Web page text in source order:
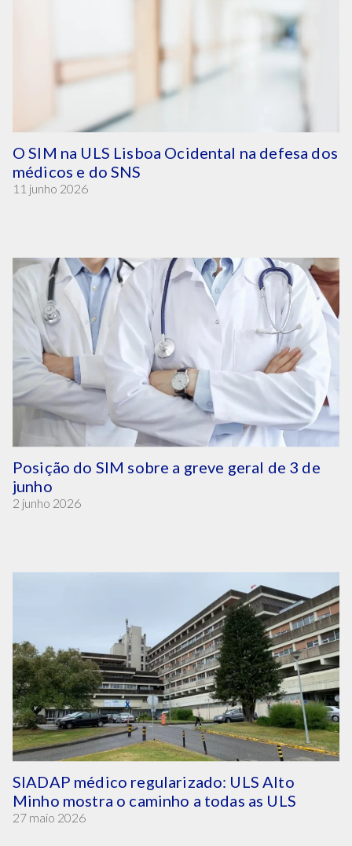
O SIM na ULS Lisboa Ocidental na defesa dos
médicos e do SNS
11 junho 2026
Posição do SIM sobre a greve geral de 3 de
junho
2 junho 2026
SIADAP médico regularizado: ULS Alto
Minho mostra o caminho a todas as ULS
27 maio 2026